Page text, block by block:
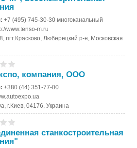
+7 (495) 745-30-30 многоканальный
www.tenso-m.ru
пгт.Красково, Люберецкий р-н, Московская
компания, ООО
+380 (44) 351-77-00
г.Киев, 04176, Украина
станкостроительная